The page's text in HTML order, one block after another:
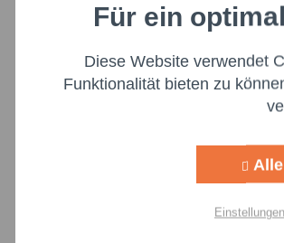
Funktionale
Marketing
Für ein
Diese Website verwendet
Funktionalität bieten zu
Einstellungen